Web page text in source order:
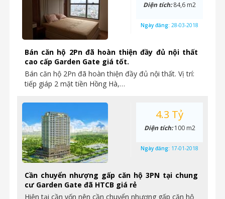
Bán căn hộ 2Pn đã hoàn thiện đầy đủ nội thất
cao cấp Garden Gate giá tốt.
Bán căn hộ 2Pn đã hoàn thiện đầy đủ nội thất. Vị trí:
tiếp giáp 2 mặt tiền Hồng Hà,…
Diện tích:84,6 m2
Ngày đăng: 28-03-2018
Cần chuyển nhượng gấp căn hộ 3PN tại chung
cư Garden Gate đã HTCB giá rẻ
Hiện tại cần vốn nên cần chuyển nhượng gấp căn hộ
4.3 Tỷ
Diện tích:100 m2
Ngày đăng: 17-01-2018